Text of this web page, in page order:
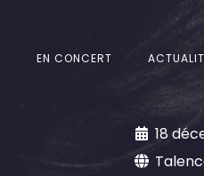
EN CONCERT
18